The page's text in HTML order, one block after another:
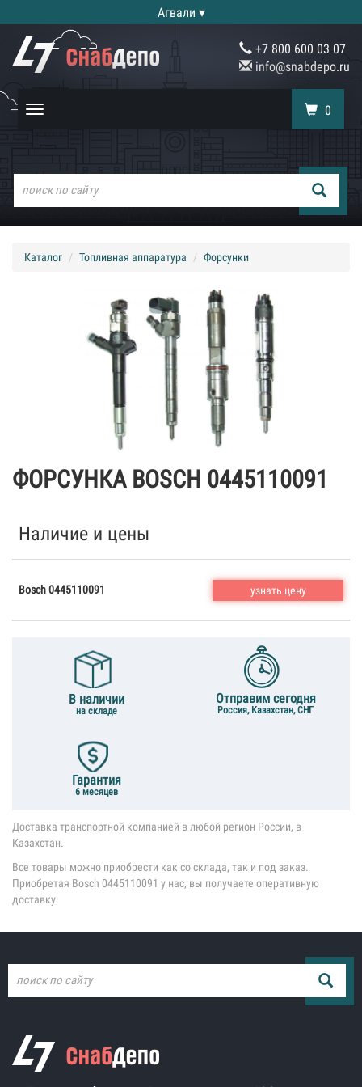
Агвали ▾
+7 800 600 03 07
info@snabdepo.ru
Toggle
0
Каталог Топливная аппаратура Форсунки
ФОРСУНКА BOSCH 0445110091
Наличие и цены
Bosch 0445110091 узнать цену
В наличии
на складе
Отправим сегодня
Россия, Казахстан, СНГ
Гарантия
6 месяцев
Доставка транспортной компанией в любой регион России, в
Казахстан.
Все товары можно приобрести как со склада, так и под заказ.
Приобретая Bosch 0445110091 у нас, вы получаете оперативную
доставку.